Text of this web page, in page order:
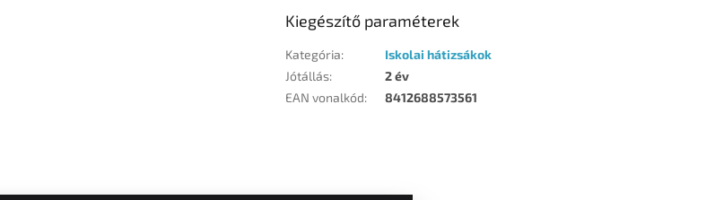
Kiegészítő paraméterek
Kategória:
Iskolai hátizsákok
Jótállás:
2 év
EAN vonalkód: 8412688573561